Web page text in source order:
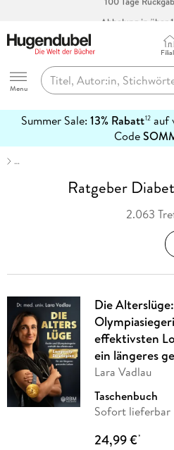
Abholung in über
Hugendubel
Menu
Summer Sale: 13% Rabatt12auf
Code
erfahren
…
Ratgeber
2.063
Die
effektivsten
ein längeres
Lara Vadlau
Taschenbuch
Sofort lieferbar
24,99 €*